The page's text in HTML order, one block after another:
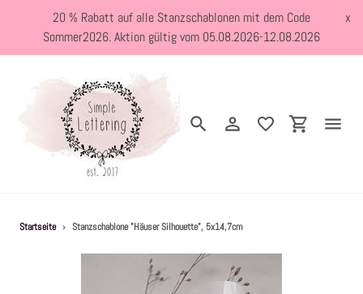
Inhalt
20 % Rabatt auf alle Stanzschablonen mit dem Code
Sommer2026. Aktion gültig vom 05.08.2026-12.08.2026
x
SuchenEinloggen
Startseite › Stanzschablone "Häuser Silhouette", 5x14,7cm